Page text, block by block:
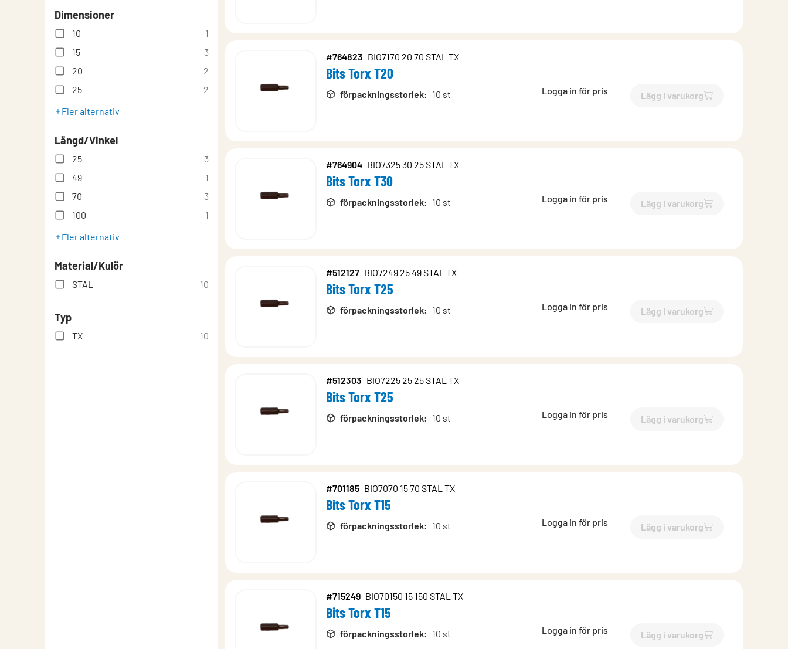
Dimensioner
10
1
15
3
20
2
25
2
Fler alternativ
Längd/Vinkel
25
3
49
1
70
3
100
1
Fler alternativ
Material/Kulör
STAL 10
Typ
TX 10
#764823 BIO7170 20 70 STAL TX
Bits Torx T20
förpackningsstorlek: 10 st Logga in för pris Lägg i varukorg
`$Lägg till
#764904 BIO7325 30 25 STAL TX
Bits Torx T30
förpackningsstorlek: 10 st Logga in för pris Lägg i varukorg
`$Lägg till
#512127 BIO7249 25 49 STAL TX
Bits Torx T25
förpackningsstorlek: 10 st Logga in för pris Lägg i varukorg
`$Lägg till
#512303 BIO7225 25 25 STAL TX
Bits Torx T25
förpackningsstorlek: 10 st Logga in för pris Lägg i varukorg
`$Lägg till
#701185 BIO7070 15 70 STAL TX
Bits Torx T15
förpackningsstorlek: 10 st Logga in för pris Lägg i varukorg
`$Lägg till
#715249 BIO70150 15 150 STAL TX
Bits Torx T15
förpackningsstorlek: 10 st Logga in för pris Lägg i varukorg
`$Lägg till